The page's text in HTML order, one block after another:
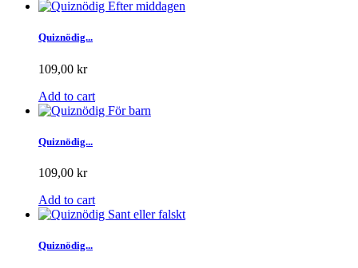
Quiznödig...
109,00 kr
Add to cart
Quiznödig...
109,00 kr
Add to cart
Quiznödig...